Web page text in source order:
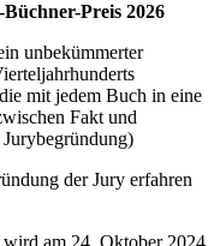
Preis 2026
unbekümmerter
mit jedem Buch in eine
Fakt und
der Jury erfahren